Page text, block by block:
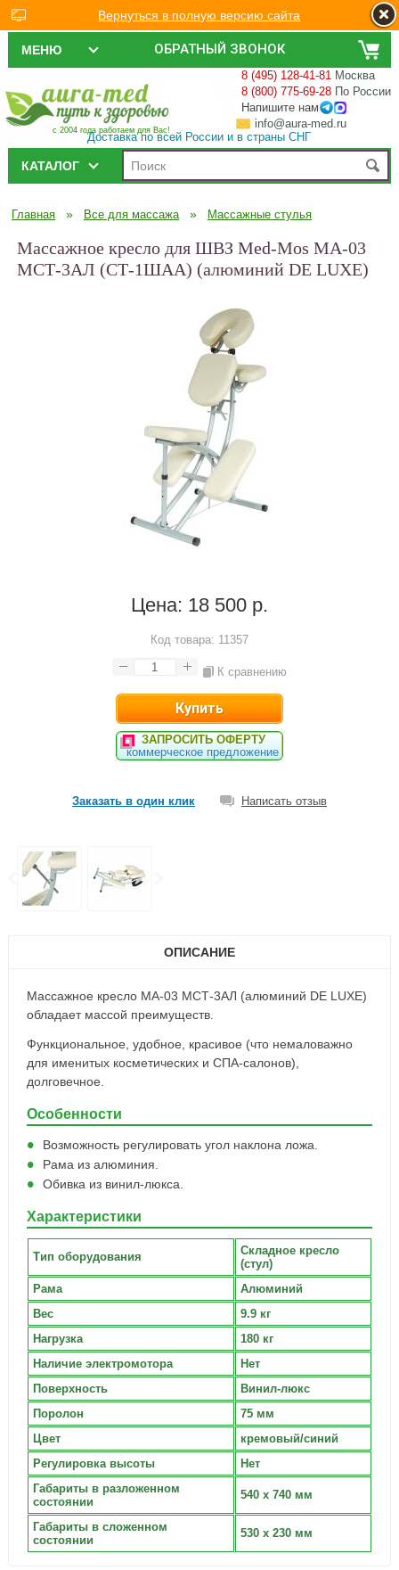
ОБРАТНЫЙ ЗВОНОК
МЕНЮ
с 2004 года работаем для Вас!
8 (495) 128-41-81 Москва
8 (800) 775-69-28 По России
Напишите нам
info@aura-med.ru
Доставка по всей России и в страны СНГ
КАТАЛОГ
Главная » Все для массажа » Массажные стулья
Массажное кресло для ШВЗ Med-Mos MA-03
МСТ-3АЛ (СТ-1ШАА) (алюминий DE LUXE)
Цена: 18 500 р.
Код товара: 11357
К сравнению
ЗАПРОСИТЬ ОФЕРТУ
коммерческое предложение
Заказать в один клик Написать отзыв
ОПИСАНИЕ
Массажное кресло MA-03 МСТ-3АЛ (алюминий DE LUXE)
обладает массой преимуществ.
Функциональное, удобное, красивое (что немаловажно
для именитых косметических и СПА-салонов),
долговечное.
Особенности
Возможность регулировать угол наклона ложа.
Рама из алюминия.
Обивка из винил-люкса.
Характеристики
Тип оборудования
Складное кресло
(стул)
Рама
Алюминий
Вес
9.9 кг
Нагрузка
180 кг
Наличие электромотора
Нет
Поверхность
Винил-люкс
Поролон
75 мм
Цвет
кремовый/синий
Регулировка высоты
Нет
Габариты в разложенном
состоянии
540 x 740 мм
Габариты в сложенном
состоянии
530 x 230 мм
Вернуться в полную версию сайта